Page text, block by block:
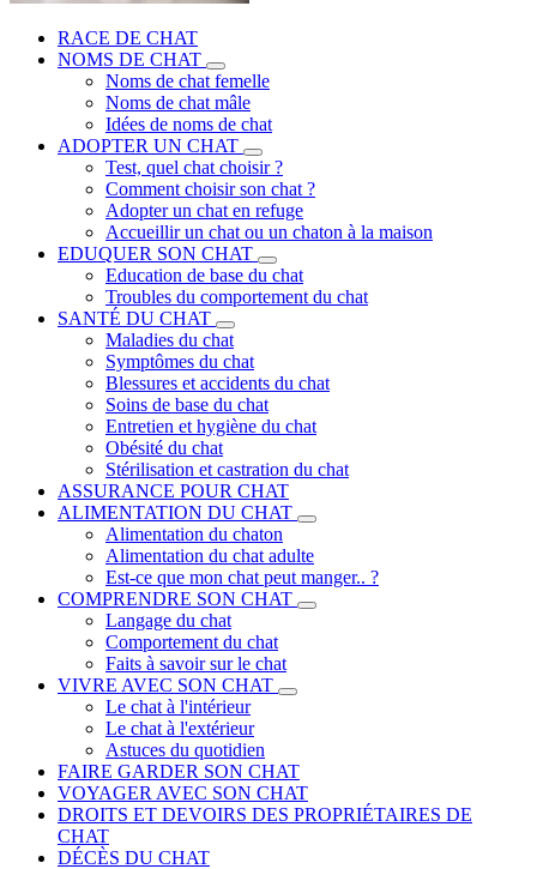
RACE DE CHAT
NOMS DE CHAT
Noms de chat femelle
Noms de chat mâle
Idées de noms de chat
ADOPTER UN CHAT
Test, quel chat choisir ?
Comment choisir son chat ?
Adopter un chat en refuge
Accueillir un chat ou un chaton à la maison
EDUQUER SON CHAT
Education de base du chat
Troubles du comportement du chat
SANTÉ DU CHAT
Maladies du chat
Symptômes du chat
Blessures et accidents du chat
Soins de base du chat
Entretien et hygiène du chat
Obésité du chat
Stérilisation et castration du chat
ASSURANCE POUR CHAT
ALIMENTATION DU CHAT
Alimentation du chaton
Alimentation du chat adulte
Est-ce que mon chat peut manger.. ?
COMPRENDRE SON CHAT
Langage du chat
Comportement du chat
Faits à savoir sur le chat
VIVRE AVEC SON CHAT
Le chat à l'intérieur
Le chat à l'extérieur
Astuces du quotidien
FAIRE GARDER SON CHAT
VOYAGER AVEC SON CHAT
DROITS ET DEVOIRS DES PROPRIÉTAIRES DE
CHAT
DÉCÈS DU CHAT